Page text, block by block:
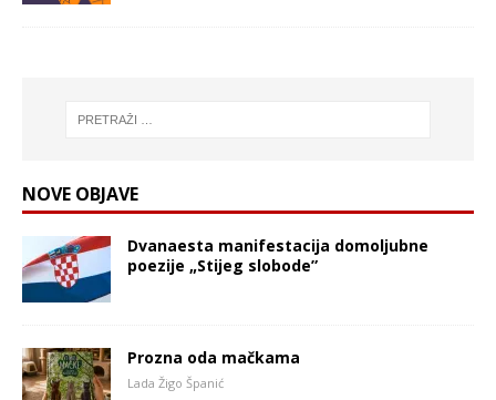
NOVE OBJAVE
Dvanaesta manifestacija domoljubne
poezije „Stijeg slobode”
Prozna oda mačkama
Lada Žigo Španić